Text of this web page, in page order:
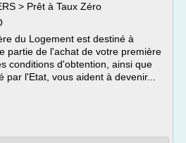
> Prêt à Taux Zéro
du Logement est destiné à
partie de l'achat de votre première
conditions d'obtention, ainsi que
par l'Etat, vous aident à devenir...